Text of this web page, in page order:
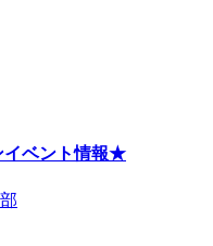
イベント情報★